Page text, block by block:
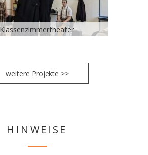
Klassenzimmertheater
weitere Projekte >>
HINWEISE